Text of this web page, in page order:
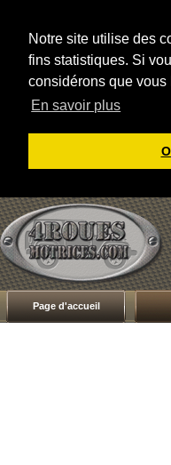
Notre site utilise des
fins statistiques. Si
considérons que vous
En savoir plus
Page d'accueil